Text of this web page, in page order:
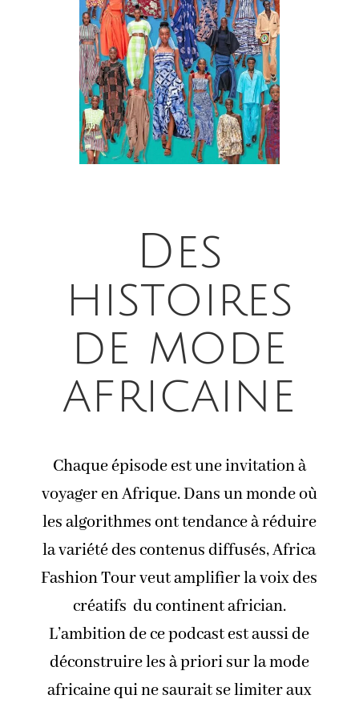
Des
histoires
de mode
africaine
Chaque épisode est une invitation à
voyager en Afrique. Dans un monde où
les algorithmes ont tendance à réduire
la variété des contenus diffusés, Africa
Fashion Tour veut amplifier la voix des
créatifs du continent africian.
L’ambition de ce podcast est aussi de
déconstruire les à priori sur la mode
africaine qui ne saurait se limiter aux